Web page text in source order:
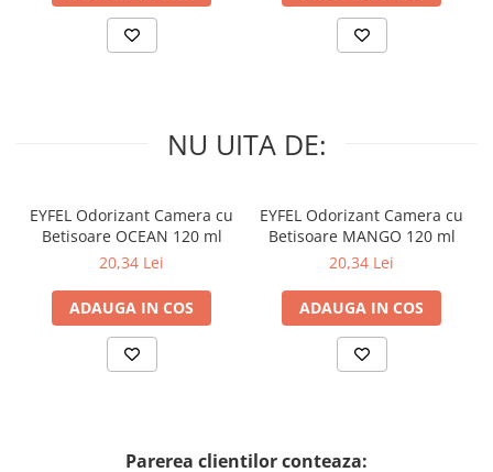
NU UITA DE:
EYFEL Odorizant Camera cu
Betisoare OCEAN 120 ml
20,34 Lei
ADAUGA IN COS
EYFEL Odorizant Camera cu
Betisoare MANGO 120 ml
20,34 Lei
ADAUGA IN COS
Parerea clientilor conteaza: